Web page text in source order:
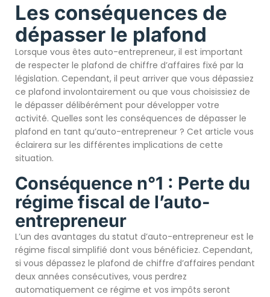
Les conséquences de
dépasser le plafond
Lorsque vous êtes auto-entrepreneur, il est important
de respecter le plafond de chiffre d’affaires fixé par la
législation. Cependant, il peut arriver que vous dépassiez
ce plafond involontairement ou que vous choisissiez de
le dépasser délibérément pour développer votre
activité. Quelles sont les conséquences de dépasser le
plafond en tant qu’auto-entrepreneur ? Cet article vous
éclairera sur les différentes implications de cette
situation.
Conséquence n°1 : Perte du
régime fiscal de l’auto-
entrepreneur
L’un des avantages du statut d’auto-entrepreneur est le
régime fiscal simplifié dont vous bénéficiez. Cependant,
si vous dépassez le plafond de chiffre d’affaires pendant
deux années consécutives, vous perdrez
automatiquement ce régime et vos impôts seront